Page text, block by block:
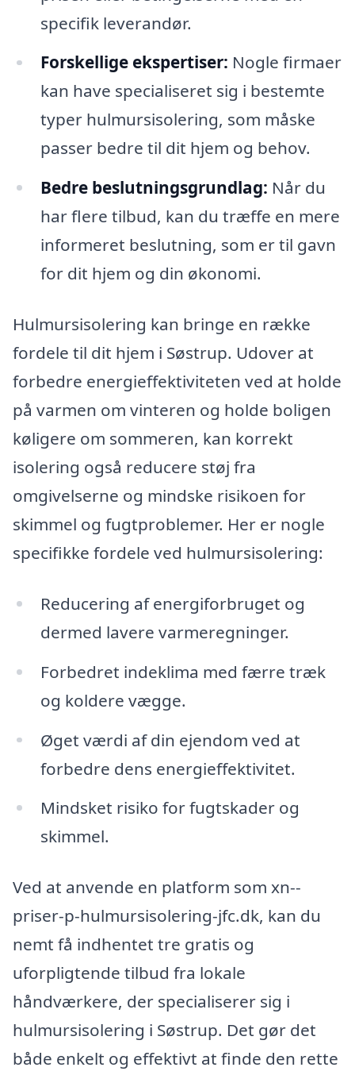
specifik leverandør.
Forskellige ekspertiser: Nogle firmaer
kan have specialiseret sig i bestemte
typer hulmursisolering, som måske
passer bedre til dit hjem og behov.
Bedre beslutningsgrundlag: Når du
har flere tilbud, kan du træffe en mere
informeret beslutning, som er til gavn
for dit hjem og din økonomi.
Hulmursisolering kan bringe en række
fordele til dit hjem i Søstrup. Udover at
forbedre energieffektiviteten ved at holde
på varmen om vinteren og holde boligen
køligere om sommeren, kan korrekt
isolering også reducere støj fra
omgivelserne og mindske risikoen for
skimmel og fugtproblemer. Her er nogle
specifikke fordele ved hulmursisolering:
Reducering af energiforbruget og
dermed lavere varmeregninger.
Forbedret indeklima med færre træk
og koldere vægge.
Øget værdi af din ejendom ved at
forbedre dens energieffektivitet.
Mindsket risiko for fugtskader og
skimmel.
Ved at anvende en platform som xn--
priser-p-hulmursisolering-jfc.dk, kan du
nemt få indhentet tre gratis og
uforpligtende tilbud fra lokale
håndværkere, der specialiserer sig i
hulmursisolering i Søstrup. Det gør det
både enkelt og effektivt at finde den rette